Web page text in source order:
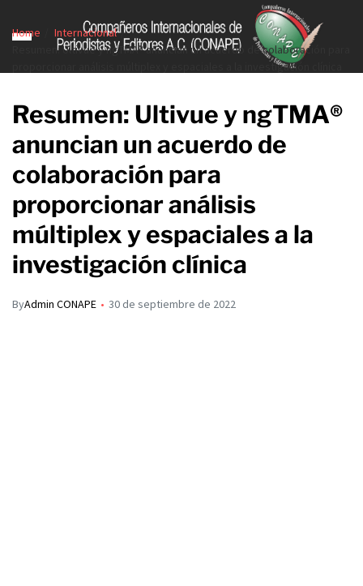
Home
Internacional
Resumen: Ultivue y ngTMA® anuncian un acuerdo de colaboración para
proporcionar análisis múltiplex y espaciales a la investigación clínica
Resumen: Ultivue y ngTMA®
anuncian un acuerdo de
colaboración para
proporcionar análisis
múltiplex y espaciales a la
investigación clínica
ByAdmin CONAPE 30 de septiembre de 2022